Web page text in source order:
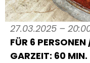
27.03.2025 –
FÜR 6
GARZEIT: 60 MIN.